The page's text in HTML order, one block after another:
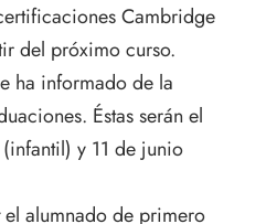
Cambridge
del próximo curso.
ha informado de la
Éstas serán el
y 11 de junio
el alumnado de primero